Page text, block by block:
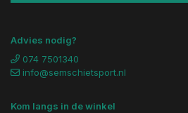
Advies nodig?
074 7501340
info@semschietsport.nl
Kom langs in de winkel